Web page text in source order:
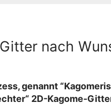
nach
genannt
2D-Kagome-